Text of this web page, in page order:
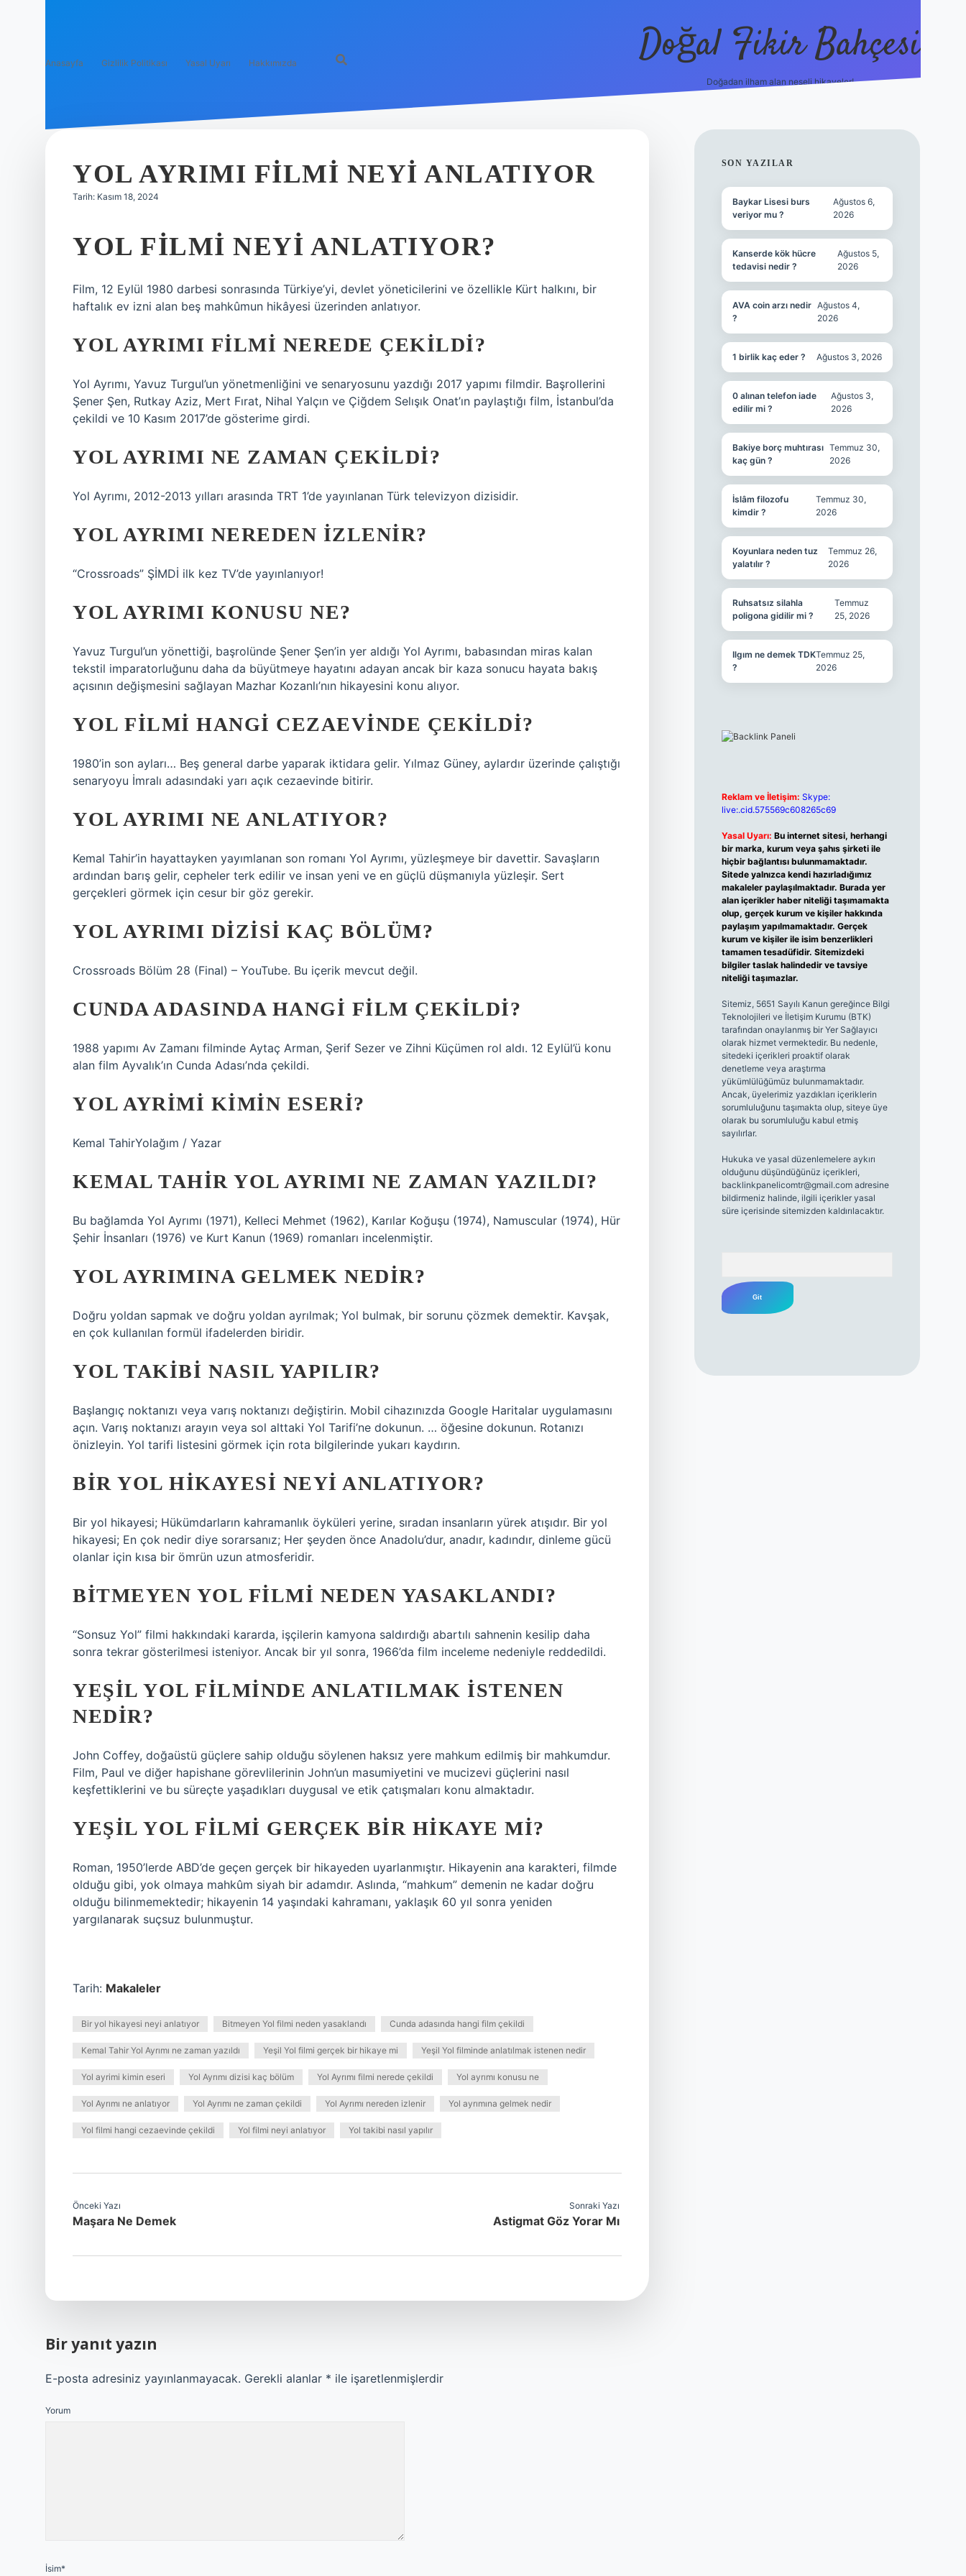
Anasayfa Gizlilik Politikası Yasal Uyarı Hakkımızda Doğal Fikir Bahçesi
Doğadan ilham alan neşeli hikayeler!
YOL AYRIMI FILMI NEYI ANLATIYOR
Tarih: Kasım 18, 2024
YOL FILMI NEYI ANLATIYOR?
Film, 12 Eylül 1980 darbesi sonrasında Türkiye’yi, devlet yöneticilerini ve özellikle Kürt halkını, bir
haftalık ev izni alan beş mahkûmun hikâyesi üzerinden anlatıyor.
YOL AYRIMI FILMI NEREDE ÇEKILDI?
Yol Ayrımı, Yavuz Turgul’un yönetmenliğini ve senaryosunu yazdığı 2017 yapımı filmdir. Başrollerini
Şener Şen, Rutkay Aziz, Mert Fırat, Nihal Yalçın ve Çiğdem Selışık Onat’ın paylaştığı film, İstanbul’da
çekildi ve 10 Kasım 2017’de gösterime girdi.
YOL AYRIMI NE ZAMAN ÇEKILDI?
Yol Ayrımı, 2012-2013 yılları arasında TRT 1’de yayınlanan Türk televizyon dizisidir.
YOL AYRIMI NEREDEN IZLENIR?
“Crossroads” ŞİMDİ ilk kez TV’de yayınlanıyor!
YOL AYRIMI KONUSU NE?
Yavuz Turgul’un yönettiği, başrolünde Şener Şen’in yer aldığı Yol Ayrımı, babasından miras kalan
tekstil imparatorluğunu daha da büyütmeye hayatını adayan ancak bir kaza sonucu hayata bakış
açısının değişmesini sağlayan Mazhar Kozanlı’nın hikayesini konu alıyor.
YOL FILMI HANGI CEZAEVINDE ÇEKILDI?
1980’in son ayları… Beş general darbe yaparak iktidara gelir. Yılmaz Güney, aylardır üzerinde çalıştığı
senaryoyu İmralı adasındaki yarı açık cezaevinde bitirir.
YOL AYRIMI NE ANLATIYOR?
Kemal Tahir’in hayattayken yayımlanan son romanı Yol Ayrımı, yüzleşmeye bir davettir. Savaşların
ardından barış gelir, cepheler terk edilir ve insan yeni ve en güçlü düşmanıyla yüzleşir. Sert
gerçekleri görmek için cesur bir göz gerekir.
YOL AYRIMI DIZISI KAÇ BÖLÜM?
Crossroads Bölüm 28 (Final) – YouTube. Bu içerik mevcut değil.
CUNDA ADASINDA HANGI FILM ÇEKILDI?
1988 yapımı Av Zamanı filminde Aytaç Arman, Şerif Sezer ve Zihni Küçümen rol aldı. 12 Eylül’ü konu
alan film Ayvalık’ın Cunda Adası’nda çekildi.
YOL AYRIMI KIMIN ESERI?
Kemal TahirYolağım / Yazar
KEMAL TAHIR YOL AYRIMI NE ZAMAN YAZILDI?
Bu bağlamda Yol Ayrımı (1971), Kelleci Mehmet (1962), Karılar Koğuşu (1974), Namuscular (1974), Hür
Şehir İnsanları (1976) ve Kurt Kanun (1969) romanları incelenmiştir.
YOL AYRIMINA GELMEK NEDIR?
Doğru yoldan sapmak ve doğru yoldan ayrılmak; Yol bulmak, bir sorunu çözmek demektir. Kavşak,
en çok kullanılan formül ifadelerden biridir.
YOL TAKIBI NASIL YAPILIR?
Başlangıç ​​noktanızı veya varış noktanızı değiştirin. Mobil cihazınızda Google Haritalar uygulamasını
açın. Varış noktanızı arayın veya sol alttaki Yol Tarifi’ne dokunun. … öğesine dokunun. Rotanızı
önizleyin. Yol tarifi listesini görmek için rota bilgilerinde yukarı kaydırın.
BIR YOL HIKAYESI NEYI ANLATIYOR?
Bir yol hikayesi; Hükümdarların kahramanlık öyküleri yerine, sıradan insanların yürek atışıdır. Bir yol
hikayesi; En çok nedir diye sorarsanız; Her şeyden önce Anadolu’dur, anadır, kadındır, dinleme gücü
olanlar için kısa bir ömrün uzun atmosferidir.
BITMEYEN YOL FILMI NEDEN YASAKLANDI?
“Sonsuz Yol” filmi hakkındaki kararda, işçilerin kamyona saldırdığı abartılı sahnenin kesilip daha
sonra tekrar gösterilmesi isteniyor. Ancak bir yıl sonra, 1966’da film inceleme nedeniyle reddedildi.
YEŞIL YOL FILMINDE ANLATILMAK ISTENEN
NEDIR?
John Coffey, doğaüstü güçlere sahip olduğu söylenen haksız yere mahkum edilmiş bir mahkumdur.
Film, Paul ve diğer hapishane görevlilerinin John’un masumiyetini ve mucizevi güçlerini nasıl
keşfettiklerini ve bu süreçte yaşadıkları duygusal ve etik çatışmaları konu almaktadır.
YEŞIL YOL FILMI GERÇEK BIR HIKAYE MI?
Roman, 1950’lerde ABD’de geçen gerçek bir hikayeden uyarlanmıştır. Hikayenin ana karakteri, filmde
olduğu gibi, yok olmaya mahkûm siyah bir adamdır. Aslında, “mahkum” demenin ne kadar doğru
olduğu bilinmemektedir; hikayenin 14 yaşındaki kahramanı, yaklaşık 60 yıl sonra yeniden
yargılanarak suçsuz bulunmuştur.
Tarih: Makaleler
Bir yol hikayesi neyi anlatıyor Bitmeyen Yol filmi neden yasaklandı Cunda adasında hangi film çekildi
Kemal Tahir Yol Ayrımı ne zaman yazıldı Yeşil Yol filmi gerçek bir hikaye mi Yeşil Yol filminde anlatılmak istenen nedir
Yol ayrimi kimin eseri Yol Ayrımı dizisi kaç bölüm Yol Ayrımı filmi nerede çekildi Yol ayrımı konusu ne
Yol Ayrımı ne anlatıyor Yol Ayrımı ne zaman çekildi Yol Ayrımı nereden izlenir Yol ayrımına gelmek nedir
Yol filmi hangi cezaevinde çekildi Yol filmi neyi anlatıyor Yol takibi nasıl yapılır
Önceki Yazı
Maşara Ne Demek
Sonraki Yazı
Astigmat Göz Yorar Mı
Bir yanıt yazın
E-posta adresiniz yayınlanmayacak. Gerekli alanlar * ile işaretlenmişlerdir
Yorum
İsim*
SIDEBAR
SON YAZILAR
Baykar Lisesi burs
veriyor mu ?
Ağustos 6,
2026
Kanserde kök hücre
tedavisi nedir ?
Ağustos 5,
2026
AVA coin arzı nedir
?
Ağustos 4,
2026
1 birlik kaç eder ? Ağustos 3, 2026
0 alınan telefon iade
edilir mi ?
Ağustos 3,
2026
Bakiye borç muhtırası
kaç gün ?
Temmuz 30,
2026
İslâm filozofu
kimdir ?
Temmuz 30,
2026
Koyunlara neden tuz
yalatılır ?
Temmuz 26,
2026
Ruhsatsız silahla
poligona gidilir mi ?
Temmuz
25, 2026
Ilgım ne demek TDK
?
Temmuz 25,
2026
Reklam ve İletişim: Skype:
live:.cid.575569c608265c69
Yasal Uyarı: Bu internet sitesi, herhangi
bir marka, kurum veya şahıs şirketi ile
hiçbir bağlantısı bulunmamaktadır.
Sitede yalnızca kendi hazırladığımız
makaleler paylaşılmaktadır. Burada yer
alan içerikler haber niteliği taşımamakta
olup, gerçek kurum ve kişiler hakkında
paylaşım yapılmamaktadır. Gerçek
kurum ve kişiler ile isim benzerlikleri
tamamen tesadüfidir. Sitemizdeki
bilgiler taslak halindedir ve tavsiye
niteliği taşımazlar.
Sitemiz, 5651 Sayılı Kanun gereğince Bilgi
Teknolojileri ve İletişim Kurumu (BTK)
tarafından onaylanmış bir Yer Sağlayıcı
olarak hizmet vermektedir. Bu nedenle,
sitedeki içerikleri proaktif olarak
denetleme veya araştırma
yükümlülüğümüz bulunmamaktadır.
Ancak, üyelerimiz yazdıkları içeriklerin
sorumluluğunu taşımakta olup, siteye üye
olarak bu sorumluluğu kabul etmiş
sayılırlar.
Hukuka ve yasal düzenlemelere aykırı
olduğunu düşündüğünüz içerikleri,
backlinkpanelicomtr@gmail.comadresine
bildirmeniz halinde, ilgili içerikler yasal
süre içerisinde sitemizden kaldırılacaktır.
grandoperabet resmi